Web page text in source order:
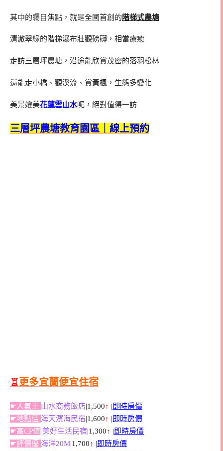
其中的矚目焦點，就是全國首創的階梯式農塘
清澈翠綠的階梯瀑布壯觀磅礴，相當療癒
走訪三層坪農塘，沿途能欣賞茂密的落羽松林
還能走小橋、觀溪流、賞黃楓，生態多變化
美景媲美花蓮雲山水呢，絕對值得一訪
三層坪農塘教育園區｜線上預約
♖ 更多宜蘭便宜住宿
☛人氣王 山水商務飯店|1,500↑ |即時房價
☛地點佳 海天濱海民宿|1,600↑ |即時房價
☛高CP值 美好生活民宿|1,300↑ |即時房價
☛評價優 海洋20M|1,700↑ |即時房價